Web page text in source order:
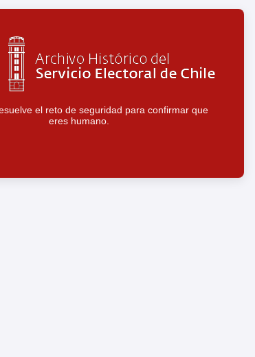
el reto de seguridad para confirmar que
eres humano.